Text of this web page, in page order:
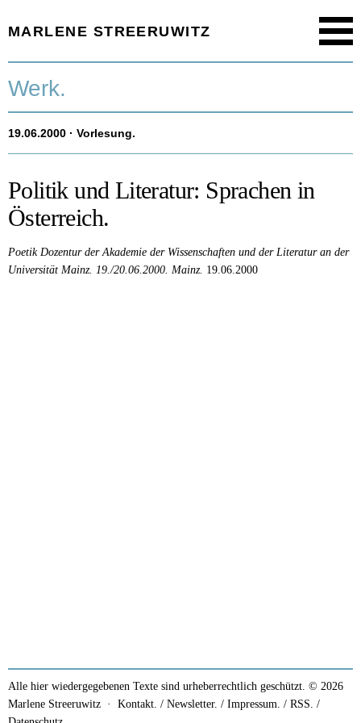
MARLENE STREERUWITZ
Timeline.
Texte.
Aktuell.
Person.
Werk.
19.06.2000 · Vorlesung.
Politik und Literatur: Sprachen in
Österreich.
Poetik Dozentur der Akademie der Wissenschaften und der Literatur an der
Universität Mainz. 19./20.06.2000. Mainz. 19.06.2000
Alle hier wiedergegebenen Texte sind urheberrechtlich geschützt. © 2026
Marlene Streeruwitz · Kontakt. / Newsletter. / Impressum. / RSS. /